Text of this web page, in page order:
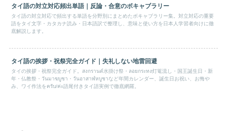
タイ語の対立対応頻出単語｜反論・合意のボキャブラリー
タイ語の対立対応で頻出する単語を分野別にまとめたボキャブラリー集。対立対応の重要
語をタイ文字・カタカナ読み・日本語訳で整理し、意味と使い方を日本人学習者向けに徹
底解説します。
タイ語の挨拶・祝祭完全ガイド｜失礼しない地雷回避
タイの挨拶・祝祭完全ガイド。สงกรานต์水掛け祭・ลอยกระทง灯篭流し・国王誕生日・新
年・仏教祭・วันมาฆบูชา・วันอาสาฬหบูชาなど年間カレンダー、誕生日お祝い、お悔や
み、ワイ作法をครับ/ค่ะ語尾付きタイ語実例で徹底網羅。